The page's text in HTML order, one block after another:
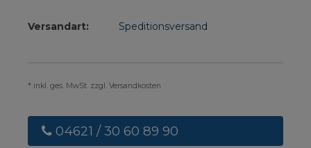
Versandart: Speditionsversand
* inkl. ges. MwSt. zzgl. Versandkosten
04621 / 30 60 89 90